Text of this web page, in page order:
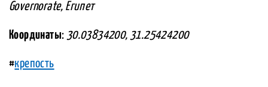
Governorate, Египет
Координаты: 30.03834200, 31.25424200
#крепость